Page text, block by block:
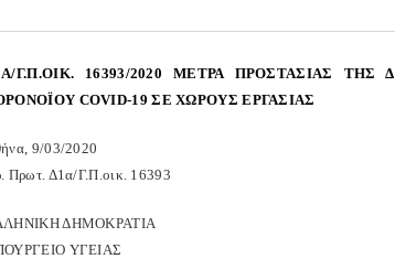
Γ.Π.ΟΙΚ. 16393/2020 ΜΕΤΡΑ ΠΡΟΣΤΑΣΙΑΣ
COVID-19 ΣΕ ΧΩΡΟΥΣ ΕΡΓΑΣΙΑΣ
9/03/2020
Πρωτ. Δ1α/Γ.Π.οικ. 16393
ΔΗΜΟΚΡΑΤΙΑ
ΥΓΕΙΑΣ